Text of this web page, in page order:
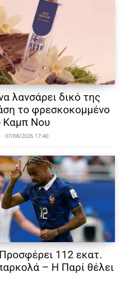
λανσάρει δικό της
το φρεσκοκομμένο
Καμπ Νου
- 07/08/2026 17:40
112 εκατ.
– Η Παρί θέλει